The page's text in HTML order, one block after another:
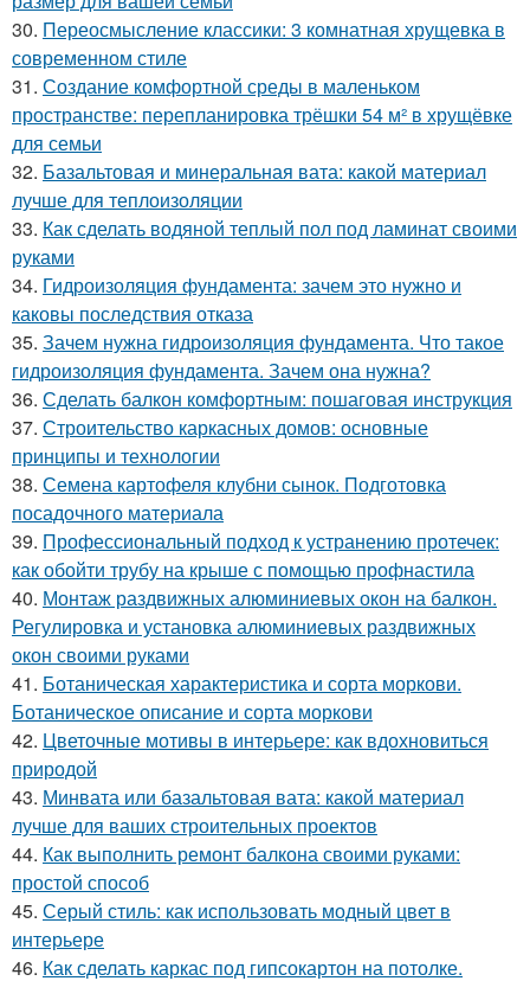
30. Переосмысление классики: 3 комнатная хрущевка в
современном стиле
31. Создание комфортной среды в маленьком
пространстве: перепланировка трёшки 54 м² в хрущёвке
для семьи
32. Базальтовая и минеральная вата: какой материал
лучше для теплоизоляции
33. Как сделать водяной теплый пол под ламинат своими
руками
34. Гидроизоляция фундамента: зачем это нужно и
каковы последствия отказа
35. Зачем нужна гидроизоляция фундамента. Что такое
гидроизоляция фундамента. Зачем она нужна?
36. Сделать балкон комфортным: пошаговая инструкция
37. Строительство каркасных домов: основные
принципы и технологии
38. Семена картофеля клубни сынок. Подготовка
посадочного материала
39. Профессиональный подход к устранению протечек:
как обойти трубу на крыше с помощью профнастила
40. Монтаж раздвижных алюминиевых окон на балкон.
Регулировка и установка алюминиевых раздвижных
окон своими руками
41. Ботаническая характеристика и сорта моркови.
Ботаническое описание и сорта моркови
42. Цветочные мотивы в интерьере: как вдохновиться
природой
43. Минвата или базальтовая вата: какой материал
лучше для ваших строительных проектов
44. Как выполнить ремонт балкона своими руками:
простой способ
45. Серый стиль: как использовать модный цвет в
интерьере
46. Как сделать каркас под гипсокартон на потолке.